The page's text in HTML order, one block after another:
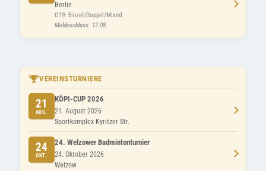
Berlin
O19: Einzel/Doppel/Mixed
Meldeschluss: 12.08.
VEREINSTURNIERE
21
AUG.
KÖPI-CUP 2026
21. August 2026
Sportkomplex Kyritzer Str.
24
OKT.
24. Welzower Badmintonturnier
24. Oktober 2026
Welzow